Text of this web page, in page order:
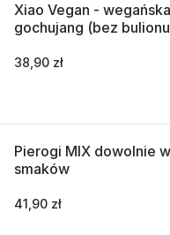
Xiao Vegan -
gochujang (bez
38,90 zł
Pierogi MIX dowolnie
smaków
41,90 zł